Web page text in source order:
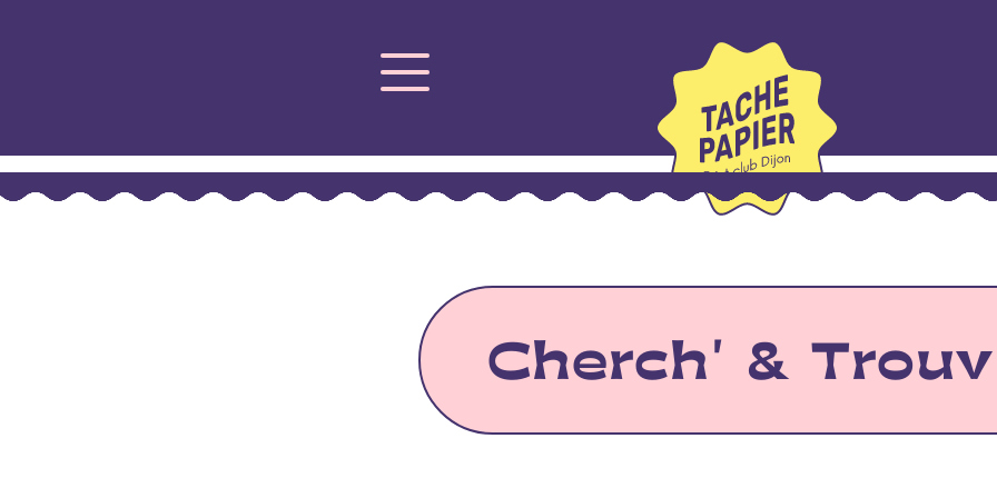
Cherch' &